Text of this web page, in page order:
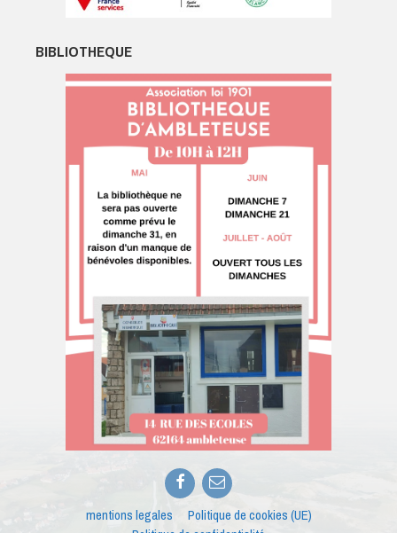
BIBLIOTHEQUE
Facebook
E-
mail
mentions legales
Politique de cookies (UE)